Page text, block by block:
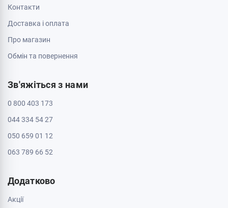
Полтава, 36000, вул. Небесної Сотні 2
Пн - Нд: з 10:00 до 20:00
ТРЦ Депот, 2 поверх
Черкаси, 18005, бул. Шевченка, 195
Інформація
Контакти
Доставка і оплата
Обмін та повернення